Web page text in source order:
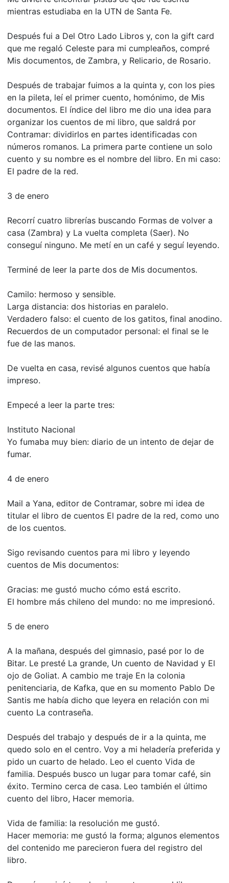
mientras estudiaba en la UTN de Santa Fe.
Después fui a Del Otro Lado Libros y, con la gift card
que me regaló Celeste para mi cumpleaños, compré
Mis documentos, de Zambra, y Relicario, de Rosario.
Después de trabajar fuimos a la quinta y, con los pies
en la pileta, leí el primer cuento, homónimo, de Mis
documentos. El índice del libro me dio una idea para
organizar los cuentos de mi libro, que saldrá por
Contramar: dividirlos en partes identificadas con
números romanos. La primera parte contiene un solo
cuento y su nombre es el nombre del libro. En mi caso:
El padre de la red.
3 de enero
Recorrí cuatro librerías buscando Formas de volver a
casa (Zambra) y La vuelta completa (Saer). No
conseguí ninguno. Me metí en un café y seguí leyendo.
Terminé de leer la parte dos de Mis documentos.
Camilo: hermoso y sensible.
Larga distancia: dos historias en paralelo.
Verdadero falso: el cuento de los gatitos, final anodino.
Recuerdos de un computador personal: el final se le
fue de las manos.
De vuelta en casa, revisé algunos cuentos que había
impreso.
Empecé a leer la parte tres:
Instituto Nacional
Yo fumaba muy bien: diario de un intento de dejar de
fumar.
4 de enero
Mail a Yana, editor de Contramar, sobre mi idea de
titular el libro de cuentos El padre de la red, como uno
de los cuentos.
Sigo revisando cuentos para mi libro y leyendo
cuentos de Mis documentos:
Gracias: me gustó mucho cómo está escrito.
El hombre más chileno del mundo: no me impresionó.
5 de enero
A la mañana, después del gimnasio, pasé por lo de
Bitar. Le presté La grande, Un cuento de Navidad y El
ojo de Goliat. A cambio me traje En la colonia
penitenciaria, de Kafka, que en su momento Pablo De
Santis me había dicho que leyera en relación con mi
cuento La contraseña.
Después del trabajo y después de ir a la quinta, me
quedo solo en el centro. Voy a mi heladería preferida y
pido un cuarto de helado. Leo el cuento Vida de
familia. Después busco un lugar para tomar café, sin
éxito. Termino cerca de casa. Leo también el último
cuento del libro, Hacer memoria.
Vida de familia: la resolución me gustó.
Hacer memoria: me gustó la forma; algunos elementos
del contenido me parecieron fuera del registro del
libro.